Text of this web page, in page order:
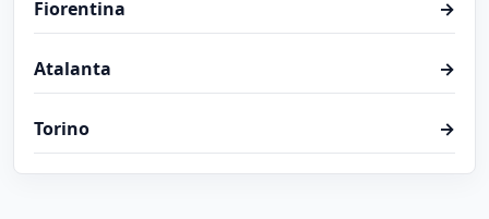
Fiorentina →
Atalanta →
Torino →